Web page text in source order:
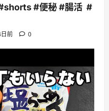
#便秘 #腸活 #
前 0